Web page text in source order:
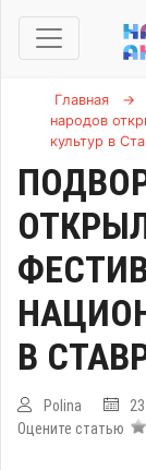
Главная →
народов
культур в
В
Polina
Оцените статью